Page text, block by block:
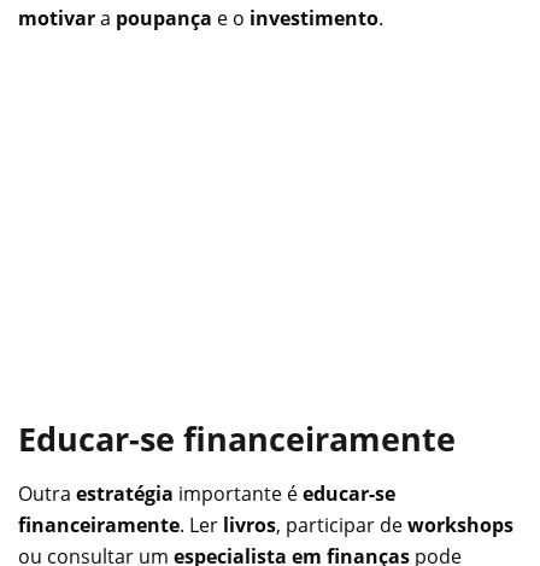
motivara poupança e o investimento.
Educar-se financeiramente
Outra estratégia importante éeducar-se
financeiramente. Ler livros, participar deworkshops
ou consultar um especialista em finanças pode